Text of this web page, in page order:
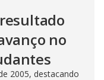
no
2005, destacando